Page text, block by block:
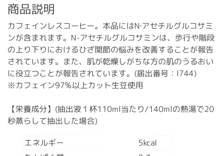
商品説明
カフェインレスコーヒー。本品にはN‐アセチルグルコサミ
ンが含まれます。N-アセチルグルコサミンは、歩行や階段
の上り下りにおけるひざ関節の悩みを改善することが報告
されています。また、肌が乾燥しがちな方の肌のうるおい
に役立つことが報告されています。(届出番号：I744)
※カフェイン97%以上カット生豆使用
【栄養成分】(抽出液１杯110ml当たり/140mlの熱湯で20
秒蒸らして抽出した場合)
エネルギー 5kcal